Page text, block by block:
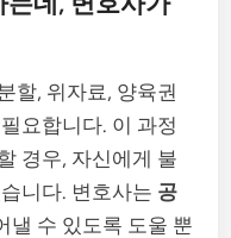
할, 위자료, 양육권
요합니다. 이 과정
경우, 자신에게 불
니다. 변호사는 공
낼 수 있도록 도울 뿐